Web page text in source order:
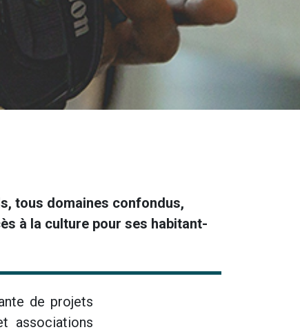
tous domaines confondus,
à la culture pour ses habitant-
de projets
associations